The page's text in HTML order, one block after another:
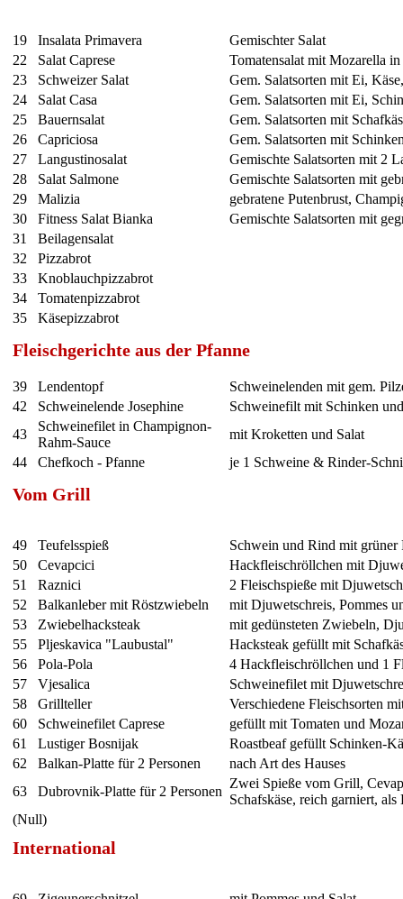
19 Insalata Primavera
Gemischter Salat
22
Salat Caprese
Tomatensalat mit Mozarella
23
Schweizer Salat
Gem. Salatsorten mit Ei,
24
Salat Casa
Gem. Salatsorten mit Ei,
25
Bauernsalat
Gem. Salatsorten mit
26
Capriciosa
Gem. Salatsorten mit
27
Langustinosalat
Gemischte Salatsorten mit 2
28
Salat Salmone
Gemischte Salatsorten mit
29
Malizia
gebratene Putenbrust,
30
Fitness Salat Bianka
Gemischte Salatsorten mit
31
Beilagensalat
32
Pizzabrot
33
Knoblauchpizzabrot
34
Tomatenpizzabrot
35
Käsepizzabrot
Fleischgerichte aus der Pfanne
39 Lendentopf
Schweinelenden mit gem.
42
Schweinelende Josephine
Schweinefilt mit Schinken
43
Schweinefilet in Champignon-
Rahm-Sauce
mit Kroketten und Salat
44
Chefkoch - Pfanne je 1 Schweine & Rinder-
Vom Grill
49 Teufelsspieß
Schwein und Rind mit grüner
50
Cevapcici
Hackfleischröllchen mit
51
Raznici
2 Fleischspieße mit
52
Balkanleber mit Röstzwiebeln
mit Djuwetschreis, Pommes
53
Zwiebelhacksteak
mit gedünsteten Zwiebeln,
55
Pljeskavica "Laubustal"
Hacksteak gefüllt mit
56
Pola-Pola
4 Hackfleischröllchen und 1
57
Vjesalica
Schweinefilet mit
58
Grillteller
Verschiedene Fleischsorten
60
Schweinefilet Caprese
gefüllt mit Tomaten und
61
Lustiger Bosnijak
Roastbeaf gefüllt Schinken-
62
Balkan-Platte für 2 Personen
nach Art des Hauses
63
Dubrovnik-Platte für 2 Personen
Zwei Spieße vom Grill,
Schafskäse, reich garniert,
(Null)
International